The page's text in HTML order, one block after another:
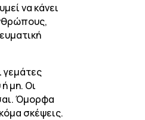
να κάνει
γεμάτες
μη. Οι
Όμορφα
σκέψεις.